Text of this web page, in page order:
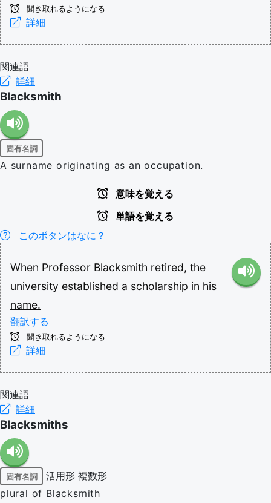
聞き取れるようになる
詳細
関連語
詳細
Blacksmith
固有名詞
A surname originating as an occupation.
意味を覚える
単語を覚える
このボタンはなに？
When Professor Blacksmith retired, the
university established a scholarship in his
name.
翻訳する
聞き取れるようになる
詳細
関連語
詳細
Blacksmiths
固有名詞 活用形 複数形
plural of Blacksmith